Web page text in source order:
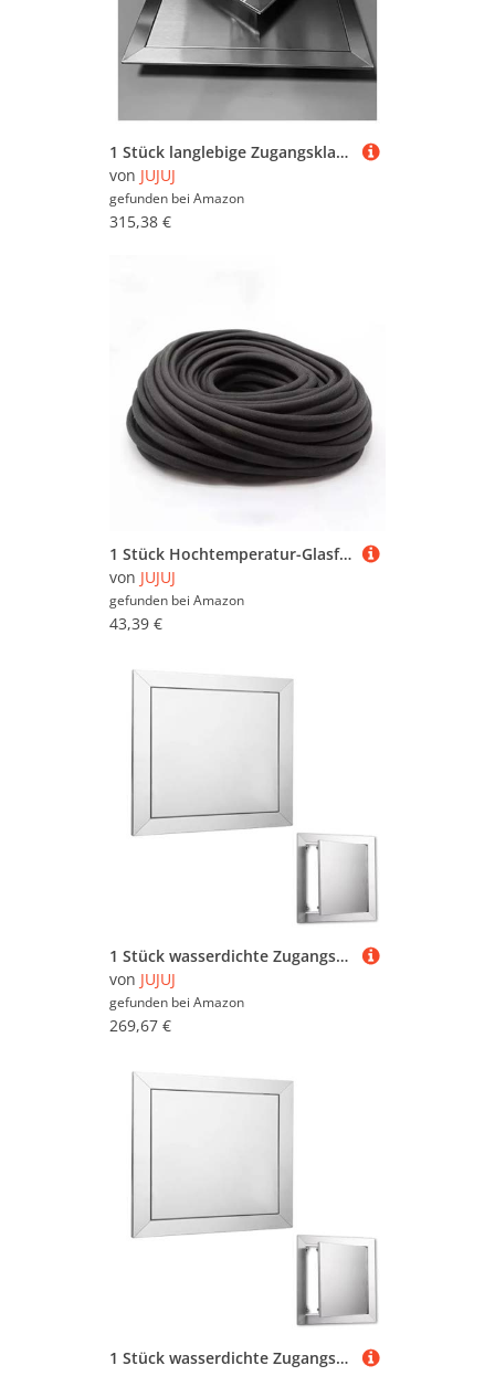
1 Stück langlebige Zugangsklappe aus Edelstahl mit Drehverschluss | Einfach zu installierende Inspektionstür for die Wartung(30x34in)
von JUJUJ
gefunden bei Amazon
315,38 €
1 Stück Hochtemperatur-Glasfaser-Geflechtschlauch, 10 m – 600 °C, Isolierhülle for Kabel, Leitungen und den Einsatz im Automobilbereich(2mm)
von JUJUJ
gefunden bei Amazon
43,39 €
1 Stück wasserdichte Zugangsklappe aus Edelstahl – langlebige quadratische Inspektionstür for den Innen- und Außenbereich(21.7x33.5in)
von JUJUJ
gefunden bei Amazon
269,67 €
1 Stück wasserdichte Zugangsklappe aus Edelstahl – langlebige quadratische Inspektionstür for den Innen- und Außenbereich(23.6x27.6in)